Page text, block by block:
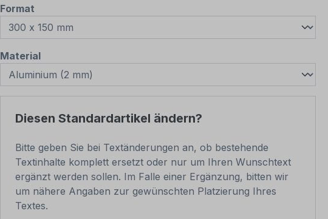
Format
Materialauswählen
Diesen Standardartikel ändern?
Bitte geben Sie bei Textänderungen an, ob bestehende
Textinhalte komplett ersetzt oder nur um Ihren Wunschtext
ergänzt werden sollen. Im Falle einer Ergänzung, bitten wir
um nähere Angaben zur gewünschten Platzierung Ihres
Textes.